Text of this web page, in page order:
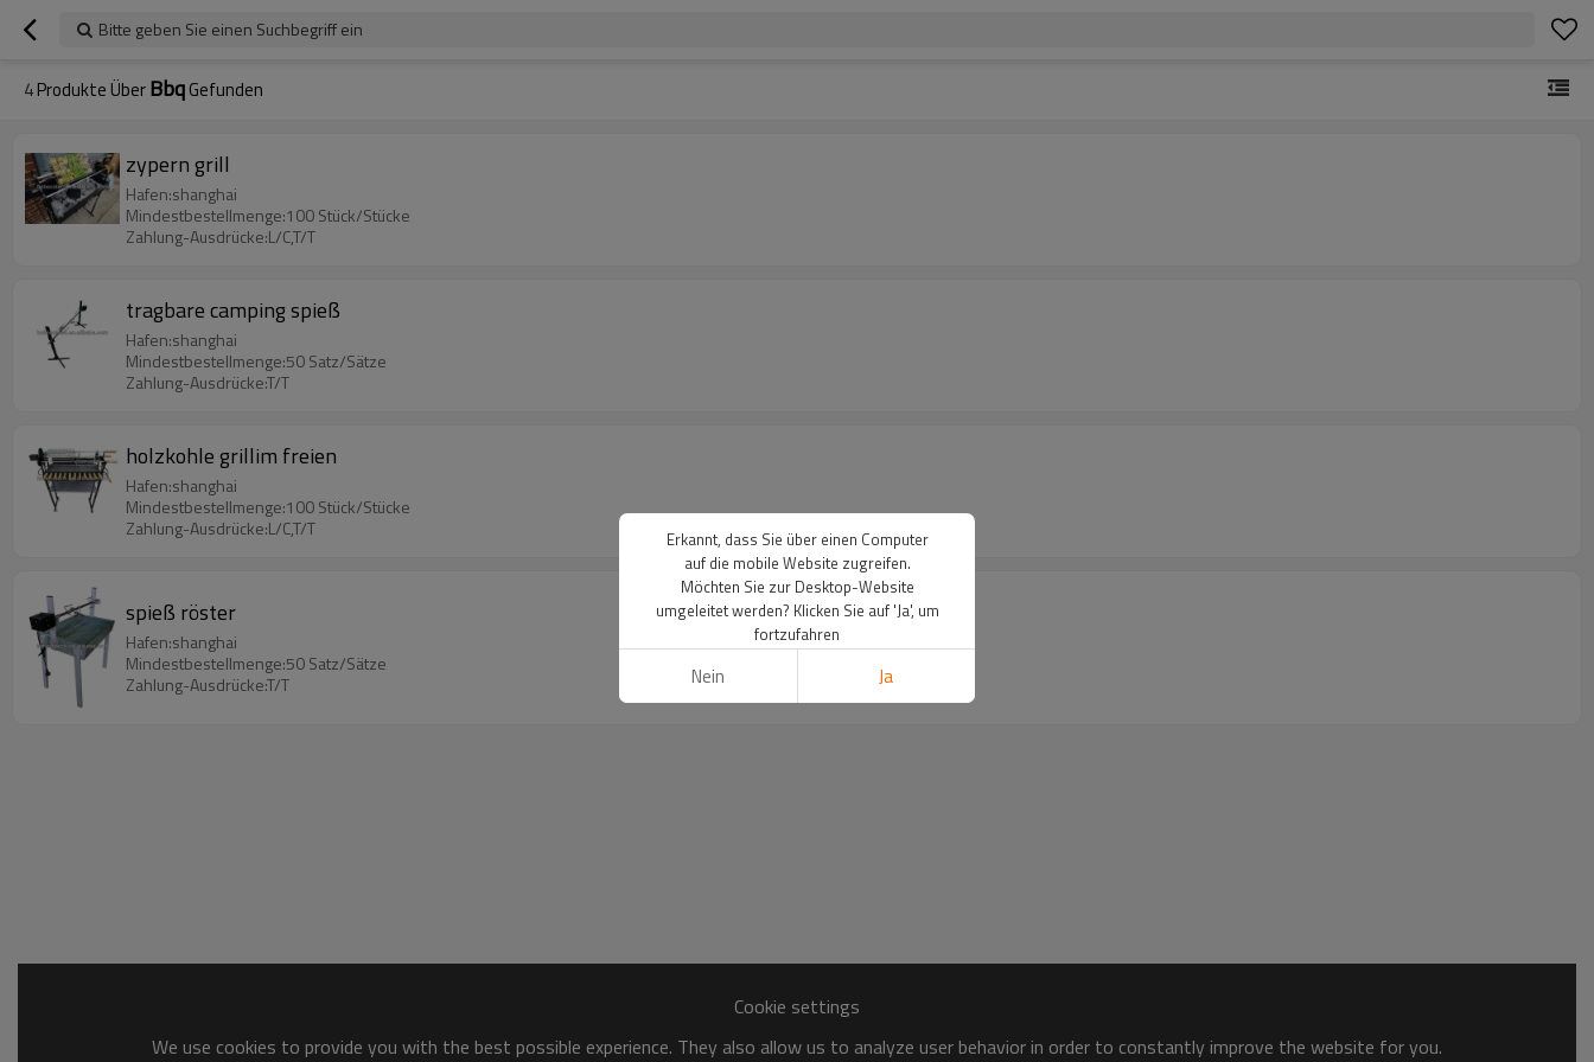
Bitte geben Sie einen Suchbegriff ein
4Produkte ÜberBbqGefunden
zypern grill
Hafen:shanghai
Mindestbestellmenge:100 Stück/Stücke
Zahlung-Ausdrücke:L/C,T/T
tragbare camping spieß
Hafen:shanghai
Mindestbestellmenge:50 Satz/Sätze
Zahlung-Ausdrücke:T/T
holzkohle grillim freien
Hafen:shanghai
Mindestbestellmenge:100 Stück/Stücke
Zahlung-Ausdrücke:L/C,T/T
spieß röster
Hafen:shanghai
Mindestbestellmenge:50 Satz/Sätze
Zahlung-Ausdrücke:T/T
Cookie settings
We use cookies to provide you with the best possible experience. They also allow us to analyze user behavior in order to constantly improve the website for you.
Erkannt, dass Sie über einen Computer
auf die mobile Website zugreifen.
Möchten Sie zur Desktop-Website
umgeleitet werden? Klicken Sie auf 'Ja', um
fortzufahren
Nein Ja